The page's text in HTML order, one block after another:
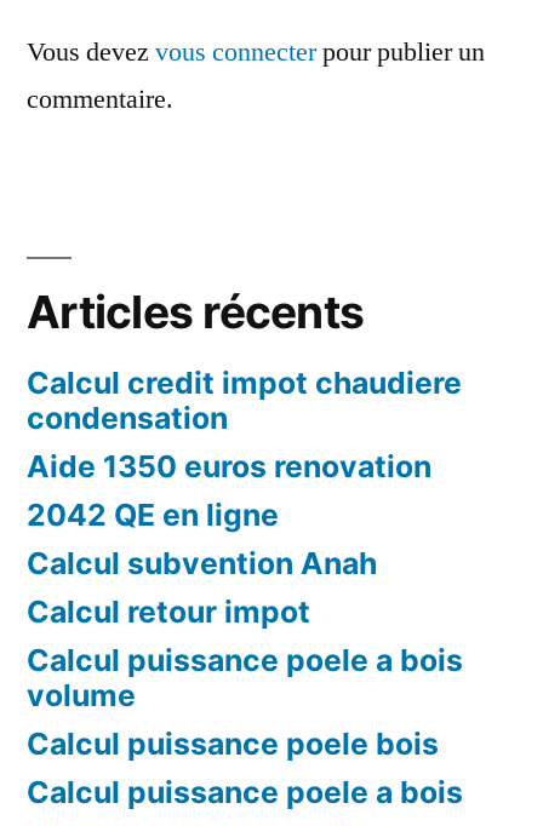
Vous devez vous connecterpour publier un
commentaire.
Articles récents
Calcul credit impot chaudiere
condensation
Aide 1350 euros renovation
2042 QE en ligne
Calcul subvention Anah
Calcul retour impot
Calcul puissance poele a bois
volume
Calcul puissance poele bois
Calcul puissance poele a bois